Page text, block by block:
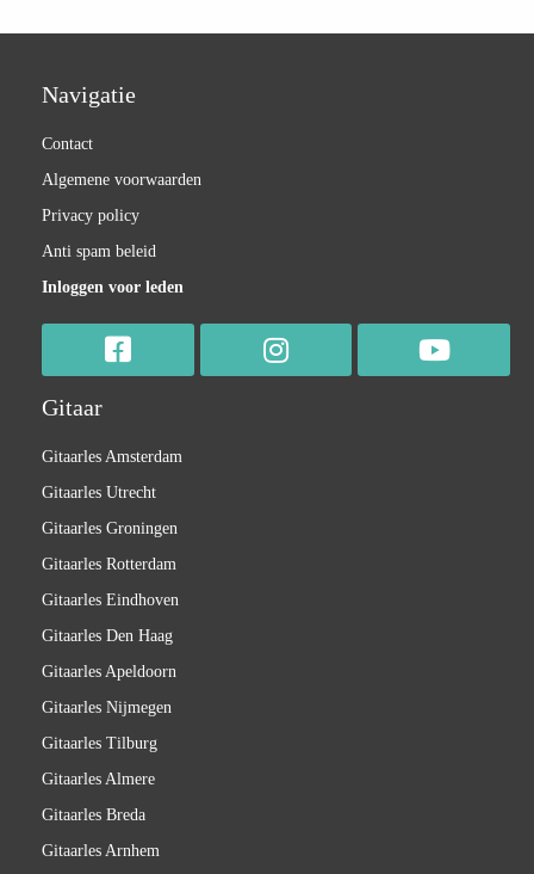
Navigatie
Contact
Algemene voorwaarden
Privacy policy
Anti spam beleid
Inloggen voor leden
Gitaar
Gitaarles Amsterdam
Gitaarles Utrecht
Gitaarles Groningen
Gitaarles Rotterdam
Gitaarles Eindhoven
Gitaarles Den Haag
Gitaarles Apeldoorn
Gitaarles Nijmegen
Gitaarles Tilburg
Gitaarles Almere
Gitaarles Breda
Gitaarles Arnhem